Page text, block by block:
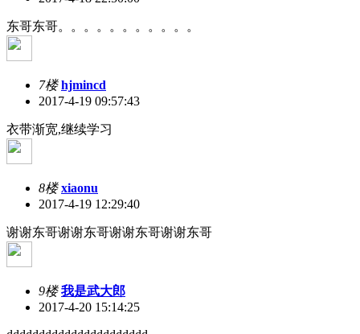
东哥东哥。。。。。。。。。。。
7楼 hjmincd
2017-4-19 09:57:43
衣带渐宽,继续学习
8楼 xiaonu
2017-4-19 12:29:40
谢谢东哥谢谢东哥谢谢东哥谢谢东哥
9楼 我是武大郎
2017-4-20 15:14:25